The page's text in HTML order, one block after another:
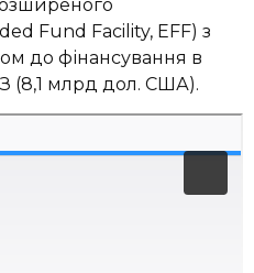
Fund Facility, EFF) з
до фінансування в
(8,1 млрд дол. США).